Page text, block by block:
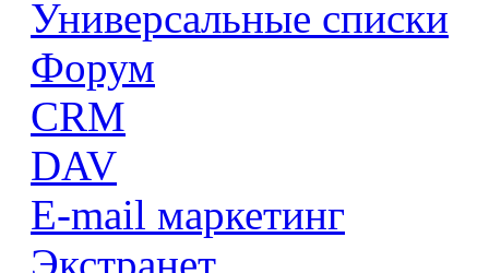
Универсальные списки
Форум
CRM
DAV
E-mail маркетинг